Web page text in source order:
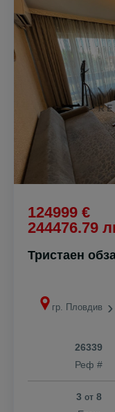
124999 €
244476.79
Тристаен
гр. Пловдив
26339
Реф #
3 от8